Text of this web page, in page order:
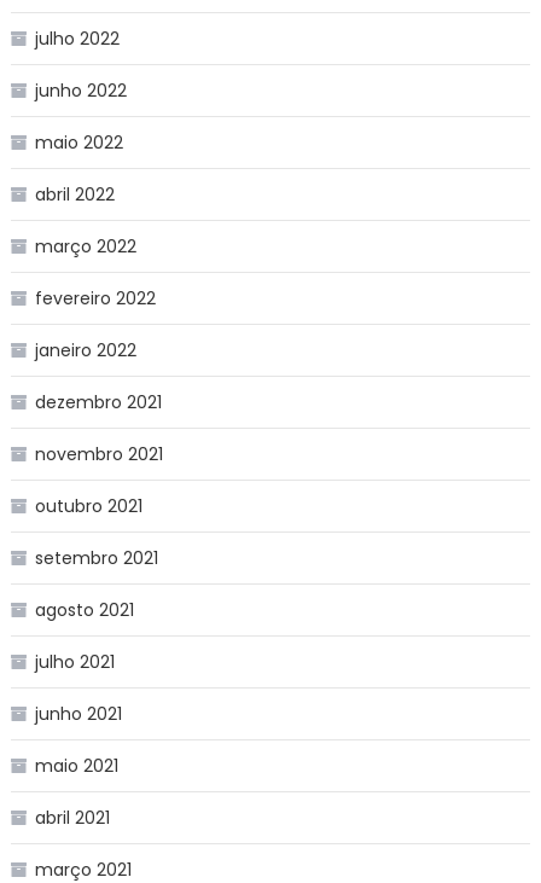
julho 2022
junho 2022
maio 2022
abril 2022
março 2022
fevereiro 2022
janeiro 2022
dezembro 2021
novembro 2021
outubro 2021
setembro 2021
agosto 2021
julho 2021
junho 2021
maio 2021
abril 2021
março 2021